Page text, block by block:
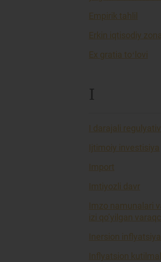
Empirik tahlil
Erkin iqtisodiy zona
Ex gratia toʻlovi
I
I darajali
Ijtimoiy investisiya
Import
Imtiyozli davr
Imzo namunalari
izi qo’yilgan
Inersion inflyatsiya
Inflyatsion